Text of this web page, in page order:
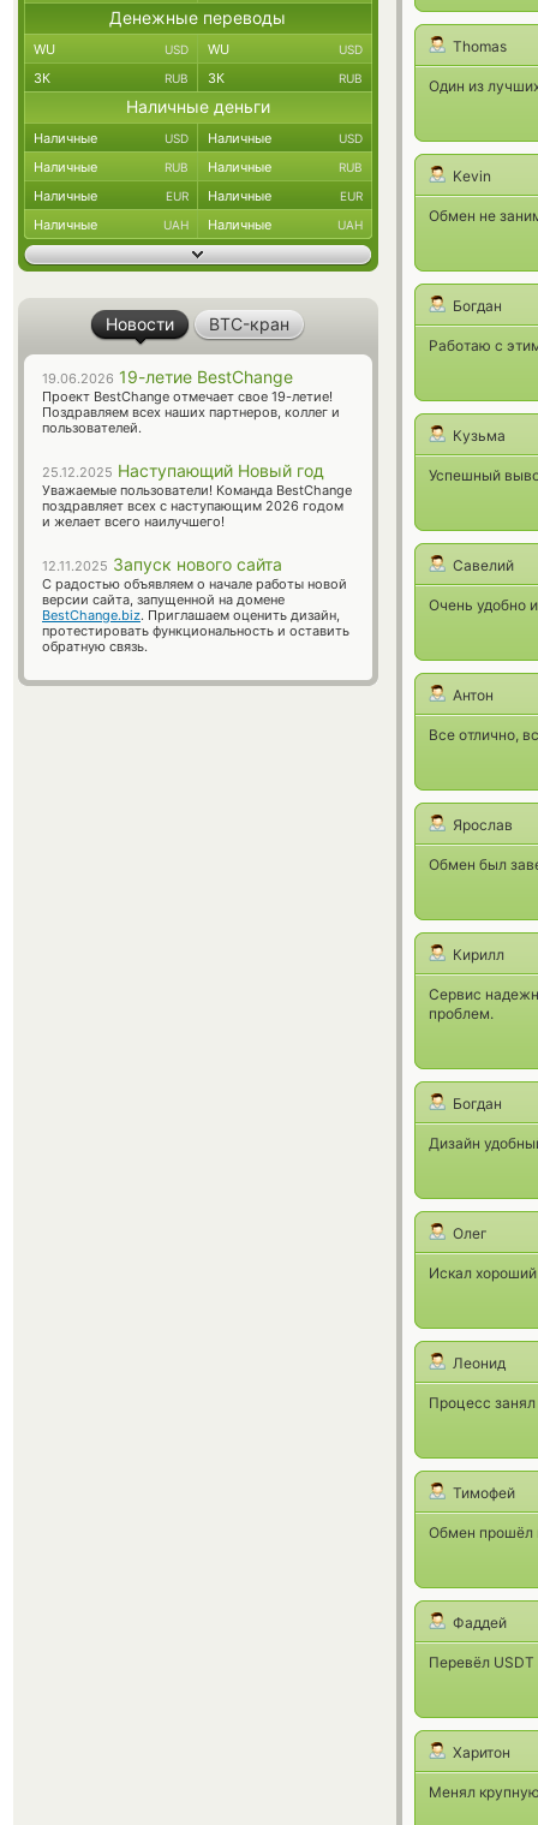
Thomas
Один из
Kevin
Обмен не
Богдан
Работаю с
Кузьма
Успешный
Савелий
Очень удобно
Антон
Все отлично,
Ярослав
Обмен был
Кирилл
Сервис
проблем.
Богдан
Дизайн
Олег
Искал
Леонид
Процесс
Тимофей
Обмен прошёл
Фаддей
Перевёл
Харитон
Менял
Денежные переводы
WU USD WU USD
ЗК RUB ЗК RUB
Наличные деньги
Наличные USD Наличные USD
Наличные RUB Наличные RUB
Наличные EUR Наличные EUR
Наличные UAH Наличные UAH
Новости BTC-кран
19.06.2026 19-летие BestChange
Проект BestChange отмечает свое 19-летие!
Поздравляем всех наших партнеров, коллег и
пользователей.
25.12.2025 Наступающий Новый год
Уважаемые пользователи! Команда BestChange
поздравляет всех с наступающим 2026 годом
и желает всего наилучшего!
12.11.2025 Запуск нового сайта
С радостью объявляем о начале работы новой
версии сайта, запущенной на домене
BestChange.biz. Приглашаем оценить дизайн,
протестировать функциональность и оставить
обратную связь.